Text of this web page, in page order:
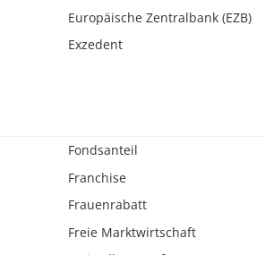
Europäische Zentralbank (EZB)
Exzedent
Fondsanteil
Franchise
Frauenrabatt
Freie Marktwirtschaft